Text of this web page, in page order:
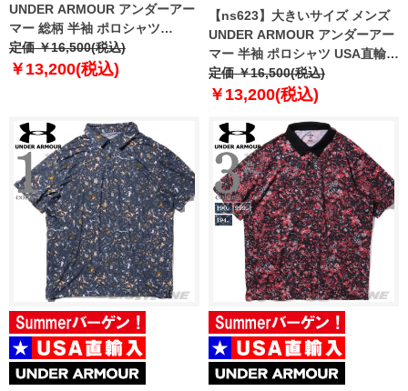
UNDER ARMOUR アンダーアー
マー 総柄 半袖 ポロシャツ
MATCHPLAY PRINTED POLO
USA直輸入 6009800-520
定価 ￥16,500(税込)
￥13,200(税込)
【ns623】大きいサイズ メンズ
UNDER ARMOUR アンダーアー
マー 半袖 ポロシャツ USA直輸入
um0969
定価 ￥16,500(税込)
￥13,200(税込)